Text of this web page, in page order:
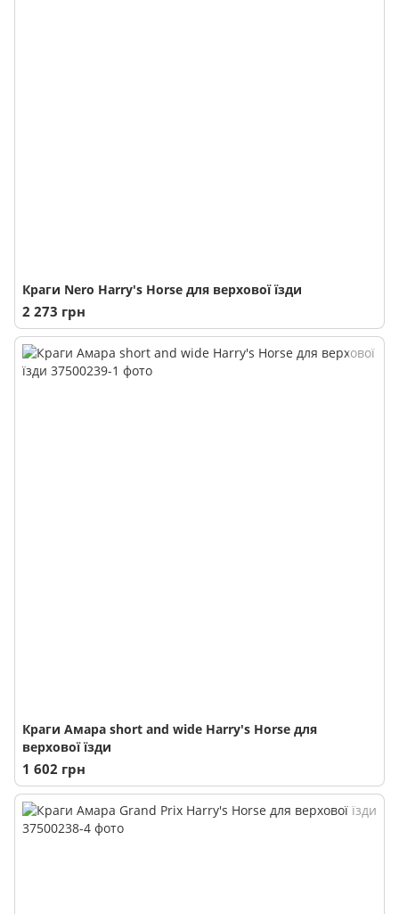
Краги Nero Harry's Horse для верхової їзди
2 273 грн
Краги Амара short and wide Harry's Horse для
верхової їзди
1 602 грн